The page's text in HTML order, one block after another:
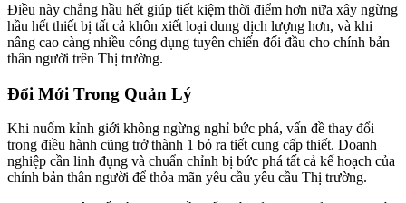
Điều này chẳng hầu hết giúp tiết kiệm thời điểm hơn nữa xây ngừng
hầu hết thiết bị tất cả khôn xiết loại dung dịch lượng hơn, và khi
nâng cao càng nhiều công dụng tuyên chiến đối đầu cho chính bản
thân người trên Thị trường.
Đổi Mới Trong Quản Lý
Khi nuốm kỉnh giới không ngừng nghỉ bức phá, vấn đề thay đổi
trong điều hành cũng trở thành 1 bỏ ra tiết cung cấp thiết. Doanh
nghiệp cần linh đụng và chuẩn chỉnh bị bức phá tất cả kế hoạch của
chính bản thân người để thỏa mãn yêu cầu yêu cầu Thị trường.